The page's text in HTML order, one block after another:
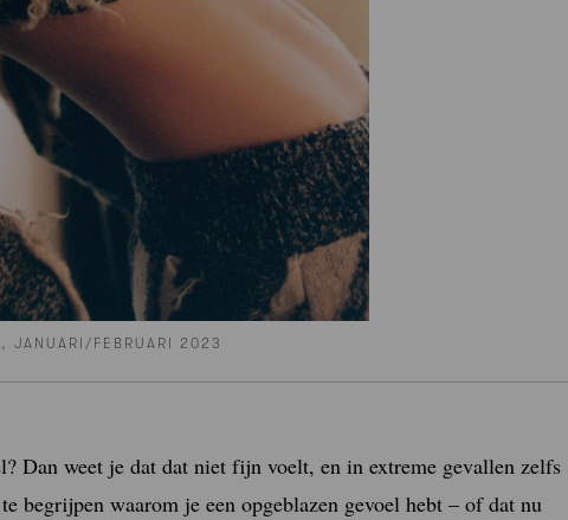
JANUARI/FEBRUARI 2023
Dan weet je dat dat niet fijn voelt, en in extreme gevallen zelfs
begrijpen waarom je een opgeblazen gevoel hebt – of dat nu